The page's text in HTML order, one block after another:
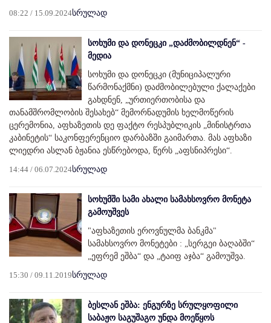
08:22 / 15.09.2024სრულად
სოხუმი და დონეცკი „დაძმობილდნენ“ -
მედია
სოხუმი და დონეცკი (მუნიციპალური
წარმონაქმნი) დაძმობილებული ქალაქები
გახდნენ, „ურთიერთობისა და
თანამშრომლობის შესახებ“ მემორნადუმის ხელმოწერის
ცერემონია, აფხაზეთის დე ფაქტო რესპუბლიკის „მინისტრთა
კაბინეტის“ საკონფერენციო დარბაზში გაიმართა. მას აფხაზი
ლიედრი ასლან ბჟანია ესწრებოდა, წერს „აფსნიპრესი“.
14:44 / 06.07.2024სრულად
სოხუმში სამი ახალი სამახსოვრო მონეტა
გამოუშვეს
"აფხაზეთის ეროვნულმა ბანკმა"
სამახსოვრო მონეტები : „სერგეი ბაღაბში“
„ეფრემ ეშბა“ და „ტაიფ აჯბა“ გამოუშვა.
15:30 / 09.11.2019სრულად
ბესლან ეშბა: ენგურზე სრულყოფილი
საბაჟო საგუშაგო უნდა მოეწყოს